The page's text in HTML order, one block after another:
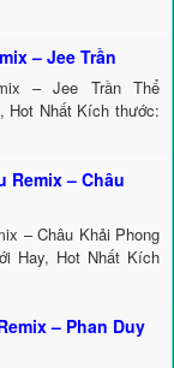
– Jee Trần
– Jee Trần Thể
Hot Nhất Kích thước:
Remix – Châu
– Châu Khải Phong
Hay, Hot Nhất Kích
– Phan Duy